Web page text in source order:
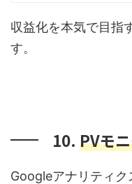
収益化を本気で目指
す。
10. PVモ
Googleアナリティ